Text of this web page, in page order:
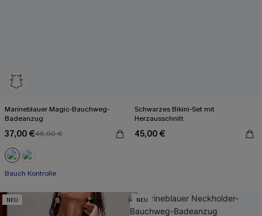
Marineblauer Magic-Bauchweg-
Badeanzug
37,00 €46,00 €
Bauch Kontrolle
Schwarzes Bikini-Set mit
Herzausschnitt
45,00 €
NEU NEU